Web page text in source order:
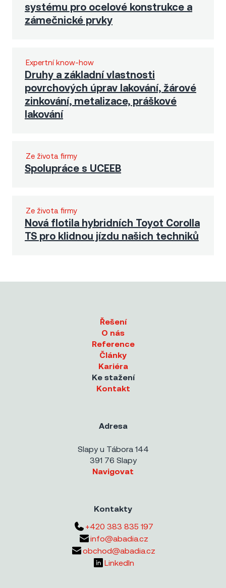
systému pro ocelové konstrukce a
zámečnické prvky
Expertní know-how
Druhy a základní vlastnosti
povrchových úprav lakování, žárové
zinkování, metalizace, práškové
lakování
Ze života firmy
Spolupráce s UCEEB
Ze života firmy
Nová flotila hybridních Toyot Corolla
TS pro klidnou jízdu našich techniků
Řešení
O nás
Reference
Články
Kariéra
Ke stažení
Kontakt
Adresa
Slapy u Tábora 144
391 76 Slapy
Navigovat
Kontakty
+420 383 835 197
info@abadia.cz
obchod@abadia.cz
LinkedIn